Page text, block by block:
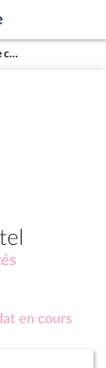
Mme Sophie Pantel - Lozère (1re circonscription)
en cours